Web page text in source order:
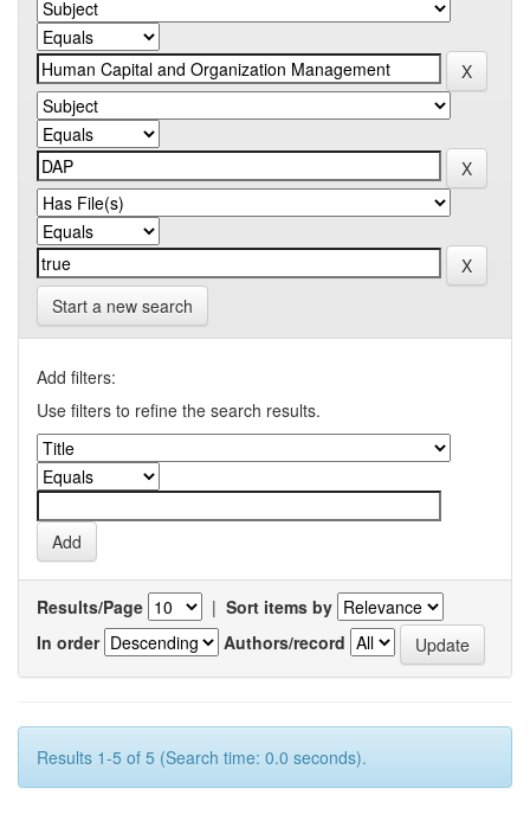
Start a new search
Add filters:
Use filters to refine the search results.
Results/Page | Sort items by
In order
Authors/record
Results 1-5 of 5 (Search time: 0.0 seconds).